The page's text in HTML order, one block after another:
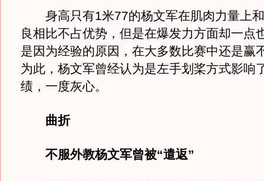
身高只有1米77的杨文军在肌肉力量上
良相比不占优势，但是在爆发力方面却一点
是因为经验的原因，在大多数比赛中还是赢
为此，杨文军曾经认为是左手划桨方式影响
绩，一度灰心。
曲折
不服外教杨文军曾被“遣返”